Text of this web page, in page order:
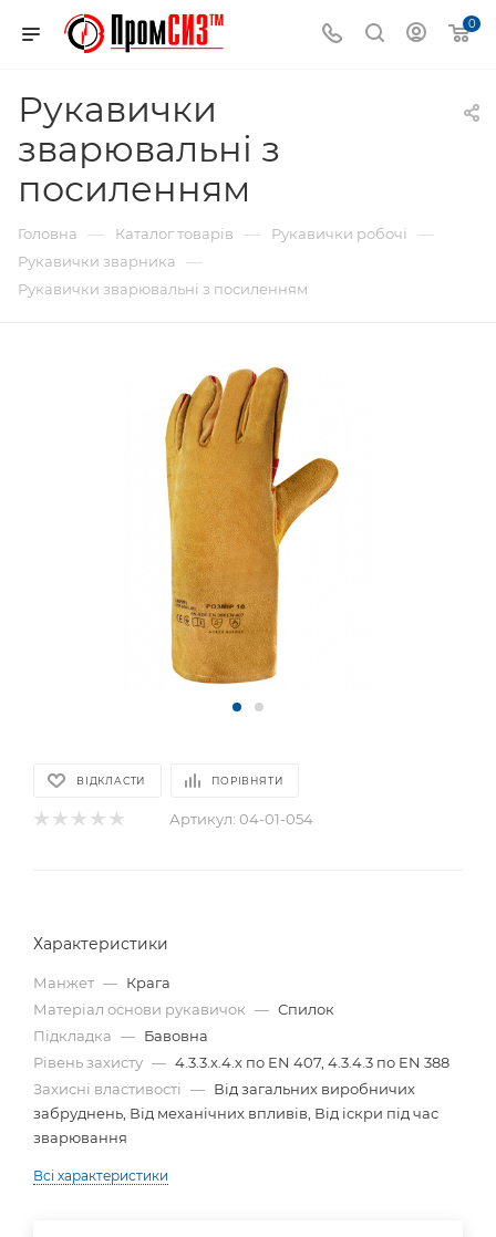
0
Рукавички
зварювальні з
посиленням
Головна — Каталог товарів — Рукавички робочі —
Рукавички зварника —
Рукавички зварювальні з посиленням
ВІДКЛАСТИ ПОРІВНЯТИ
Артикул: 04-01-054
Характеристики
Манжет — Крага
Матеріал основи рукавичок — Спилок
Підкладка — Бавовна
Рівень захисту — 4.3.3.х.4.х по EN 407, 4.3.4.3 по EN 388
Захисні властивості — Від загальних виробничих
забруднень, Від механічних впливів, Від іскри під час
зварювання
Всі характеристики